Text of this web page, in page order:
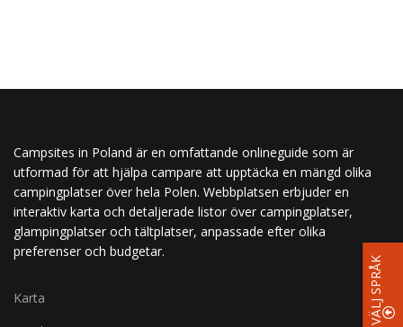
VÄLJ SPRÅK
Campsites in Poland är en omfattande onlineguide som är
utformad för att hjälpa campare att upptäcka en mängd olika
campingplatser över hela Polen. Webbplatsen erbjuder en
interaktiv karta och detaljerade listor över campingplatser,
glampingplatser och tältplatser, anpassade efter olika
preferenser och budgetar.
Karta